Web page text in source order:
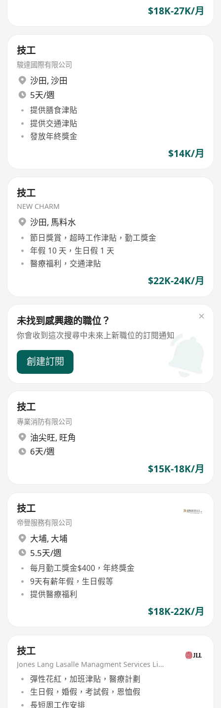
$18K-27K/月
技工
駿達國際有限公司
沙田, 沙田
5天/週
提供膳食津貼
提供交通津貼
發放年終獎金
$14K/月
技工
NEW CHARM
沙田, 馬料水
節日獎賞，超時工作津貼，勤工獎金
年假 10 天，生日假 1 天
醫療福利，交通津貼
$22K-24K/月
未找到感興趣的職位？
你會收到這次搜尋中未來上新職位的訂閱通知
創建訂閱
技工
專業消防有限公司
油尖旺, 旺角
6天/週
$15K-18K/月
技工
帝譽服務有限公司
大埔, 大埔
5.5天/週
每月勤工獎金$400，年終獎金
9天有薪年假，生日假等
提供醫療福利
$18K-22K/月
技工
Jones Lang Lasalle Managment Services Limited
彈性花紅，加班津貼，醫療計劃
生日假，婚假，考試假，恩恤假
長短周工作安排